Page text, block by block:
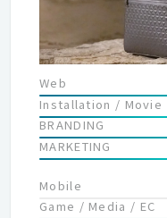
Web
Installation / Movie
BRANDING
MARKETING
Mobile
Game / Media / EC